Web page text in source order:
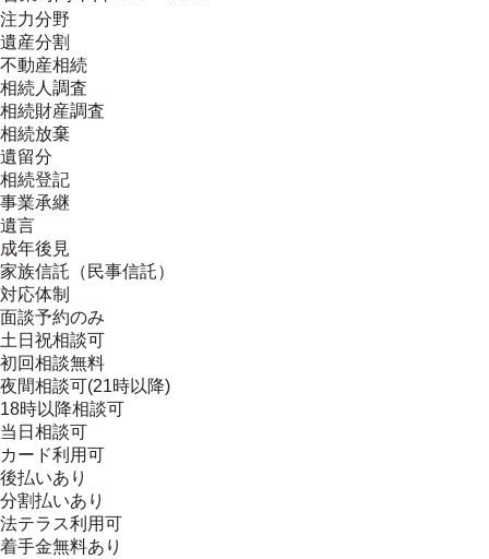
注力分野
遺産分割
不動産相続
相続人調査
相続財産調査
相続放棄
遺留分
相続登記
事業承継
遺言
成年後見
家族信託（民事信託）
対応体制
面談予約のみ
土日祝相談可
初回相談無料
夜間相談可(21時以降)
18時以降相談可
当日相談可
カード利用可
後払いあり
分割払いあり
法テラス利用可
着手金無料あり